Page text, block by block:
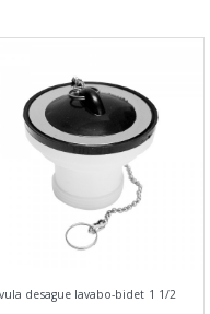
desague lavabo-bidet 1 1/2